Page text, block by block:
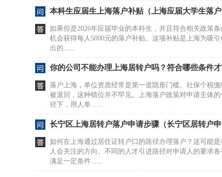
本科生应届生上海落户补贴（上海应届大学生落户
如果你是2026年应届毕业的本科生，并且符合相关政策
机会获得每人5000元的落户补贴。这项补贴是上海为吸
出的......
你的公司不能办理上海居转户吗？符合哪些条件
落户上海，单位资质经常是第一道隐形门槛。社保个税
被退回，这种错位并不罕见。上海落户政策对申请主体
径下，用人单......
长宁区上海居转户落户申请步骤（长宁区居转户申
如何在上海通过居住证转户口的路径办理落户？这可能
人会关注的方向。不同的人才引进路径对申请人的要求
满足一定条件......